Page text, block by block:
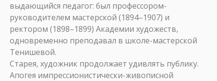
выдающийся педагог: был профессором-
руководителем мастерской (1894–1907) и
ректором (1898–1899) Академии художеств,
одновременно преподавал в школе-мастерской
Тенишевой.
Старея, художник продолжает удивлять публику.
Апогея импрессионистически-живописной